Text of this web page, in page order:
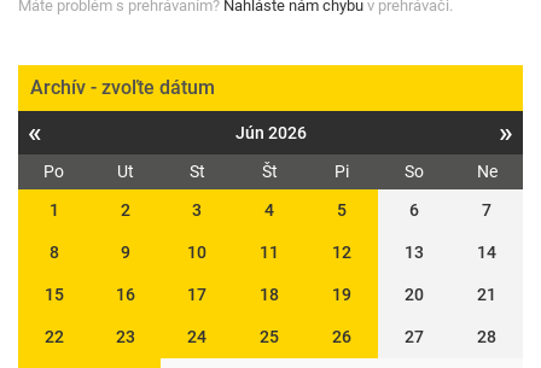
Máte problém s prehrávaním? Nahláste nám chybu v prehrávači.
Archív - zvoľte dátum
« Jún 2026 »
Po Ut St Št Pi So
Ne
1
2 3 4 5 6 7
8 9 10 11 12 13 14
15 16 17 18 19 20 21
22 23 24 25 26 27 28